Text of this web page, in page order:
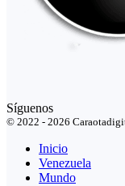
Síguenos
© 2022 - 2026
Inicio
Venezuela
Mundo